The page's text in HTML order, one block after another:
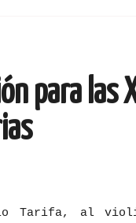
para las
Tarifa, al